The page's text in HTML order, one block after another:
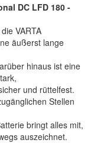
DC LFD 180 -
VARTA
äußerst lange
hinaus ist eine
und rüttelfest.
Stellen
bringt alles mit,
auszeichnet.